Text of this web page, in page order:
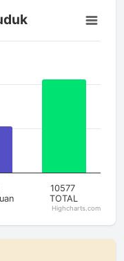
10577
TOTAL
Highcharts.com